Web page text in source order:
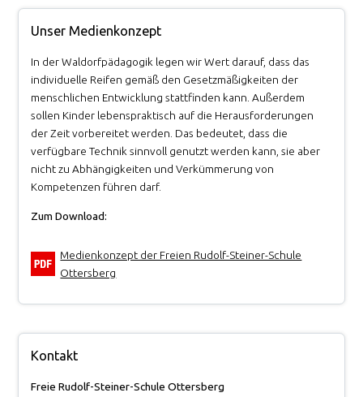
Unser Medienkonzept
In der Waldorfpädagogik legen wir Wert darauf, dass das
individuelle Reifen gemäß den Gesetzmäßigkeiten der
menschlichen Entwicklung stattfinden kann. Außerdem
sollen Kinder lebenspraktisch auf die Herausforderungen
der Zeit vorbereitet werden. Das bedeutet, dass die
verfügbare Technik sinnvoll genutzt werden kann, sie aber
nicht zu Abhängigkeiten und Verkümmerung von
Kompetenzen führen darf.
Zum Download:
Medienkonzept der Freien Rudolf-Steiner-Schule
Ottersberg
Kontakt
Freie Rudolf-Steiner-Schule Ottersberg